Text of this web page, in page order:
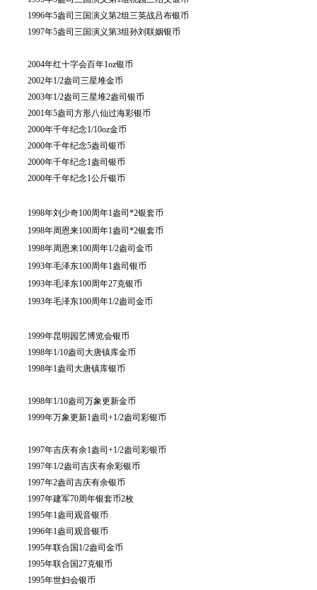
1996年5盎司三国演义第2组三英战吕布银币
1997年5盎司三国演义第3组孙刘联姻银币
2004年红十字会百年1oz银币
2002年1/2盎司三星堆金币
2003年1/2盎司三星堆2盎司银币
2001年5盎司方形八仙过海彩银币
2000年千年纪念1/10oz金币
2000年千年纪念5盎司银币
2000年千年纪念1盎司银币
2000年千年纪念1公斤银币
1998年刘少奇100周年1盎司*2银套币
1998年周恩来100周年1盎司*2银套币
1998年周恩来100周年1/2盎司金币
1993年毛泽东100周年1盎司银币
1993年毛泽东100周年27克银币
1993年毛泽东100周年1/2盎司金币
1999年昆明园艺博览会银币
1998年1/10盎司大唐镇库金币
1998年1盎司大唐镇库银币
1998年1/10盎司万象更新金币
1999年万象更新1盎司+1/2盎司彩银币
1997年吉庆有余1盎司+1/2盎司彩银币
1997年1/2盎司吉庆有余彩银币
1997年2盎司吉庆有余银币
1997年建军70周年银套币2枚
1995年1盎司观音银币
1996年1盎司观音银币
1995年联合国1/2盎司金币
1995年联合国27克银币
1995年世妇会银币